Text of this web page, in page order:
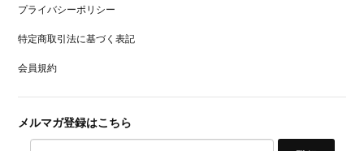
プライバシーポリシー
特定商取引法に基づく表記
会員規約
メルマガ登録はこちら